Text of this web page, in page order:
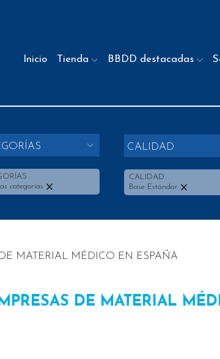
Inicio Tienda BBDD destacadas
categorías
CALIDAD
CALIDAD
Base Estándar
MATERIAL MÉDICO EN ESPAÑA
DE MATERIAL